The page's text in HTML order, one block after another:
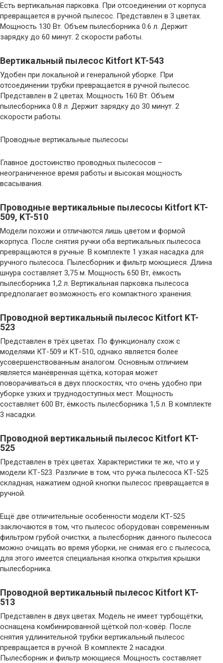
Есть вертикальная парковка. При отсоединении от корпуса
превращается в ручной пылесос. Представлен в 3 цветах.
Мощность 130 Вт. Объем пылесборника 0.6 л. Держит
зарядку до 60 минут. 2 скорости работы.
Вертикальный пылесос Kitfort KT-543
Удобен при локальной и генеральной уборке. При
отсоединении трубки превращается в ручной пылесос.
Представлен в 2 цветах. Мощность 160 Вт. Объем
пылесборника 0.8 л. Держит зарядку до 30 минут. 2
скорости работы.
Проводные вертикальные пылесосы
Главное достоинство проводных пылесосов –
неограниченное время работы и высокая мощность
всасывания.
Проводные вертикальные пылесосы Kitfort KT-
509, KT-510
Модели похожи и отличаются лишь цветом и формой
корпуса. После снятия ручки оба вертикальных пылесоса
превращаются в ручные. В комплекте 1 узкая насадка для
ручного пылесоса. Пылесборник и фильтр моющиеся. Длина
шнура составляет 3,75 м. Мощность 650 Вт, ёмкость
пылесборника 1,2 л. Вертикальная парковка пылесоса
предполагает возможность его компактного хранения.
Проводной вертикальный пылесос Kitfort KT-
523
Представлен в трёх цветах. По функционалу схож с
моделями КТ-509 и КТ-510, однако является более
усовершенствованным аналогом. Основным отличием
является манёвренная щётка, которая может
поворачиваться в двух плоскостях, что очень удобно при
уборке узких и труднодоступных мест. Мощность
составляет 600 Вт, ёмкость пылесборника 1,5 л. В комплекте
3 насадки.
Проводной вертикальный пылесос Kitfort KT-
525
Представлен в трёх цветах. Характеристики те же, что и у
модели КТ-523. Различие в том, что ручка пылесоса КТ-525
складная, нажатием одной кнопки пылесос превращается в
ручной.
Ещё две отличительные особенности модели КТ-525
заключаются в том, что пылесос оборудован современным
фильтром грубой очистки, а пылесборник данного пылесоса
можно очищать во время уборки, не снимая его с пылесоса,
для этого имеется специальная кнопка открытия крышки
пылесборника.
Проводной вертикальный пылесос Kitfort KT-
513
Представлен в двух цветах. Модель не имеет турбощётки,
оснащена комбинированной щёткой пол-ковёр. После
снятия удлинительной трубки вертикальный пылесос
превращается в ручной. В комплекте 2 насадки.
Пылесборник и фильтр моющиеся. Мощность составляет